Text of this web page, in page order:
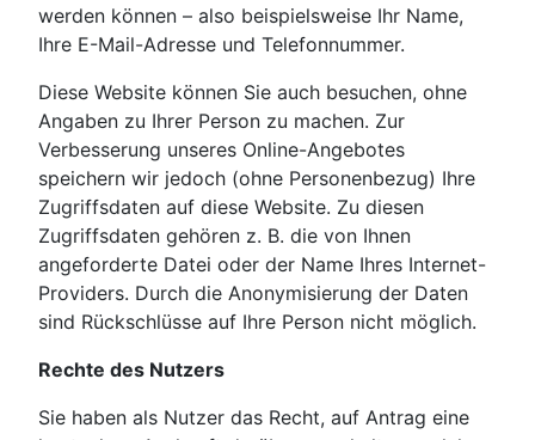
werden können – also beispielsweise Ihr Name,
Ihre E-Mail-Adresse und Telefonnummer.
Diese Website können Sie auch besuchen, ohne
Angaben zu Ihrer Person zu machen. Zur
Verbesserung unseres Online-Angebotes
speichern wir jedoch (ohne Personenbezug) Ihre
Zugriffsdaten auf diese Website. Zu diesen
Zugriffsdaten gehören z. B. die von Ihnen
angeforderte Datei oder der Name Ihres Internet-
Providers. Durch die Anonymisierung der Daten
sind Rückschlüsse auf Ihre Person nicht möglich.
Rechte des Nutzers
Sie haben als Nutzer das Recht, auf Antrag eine